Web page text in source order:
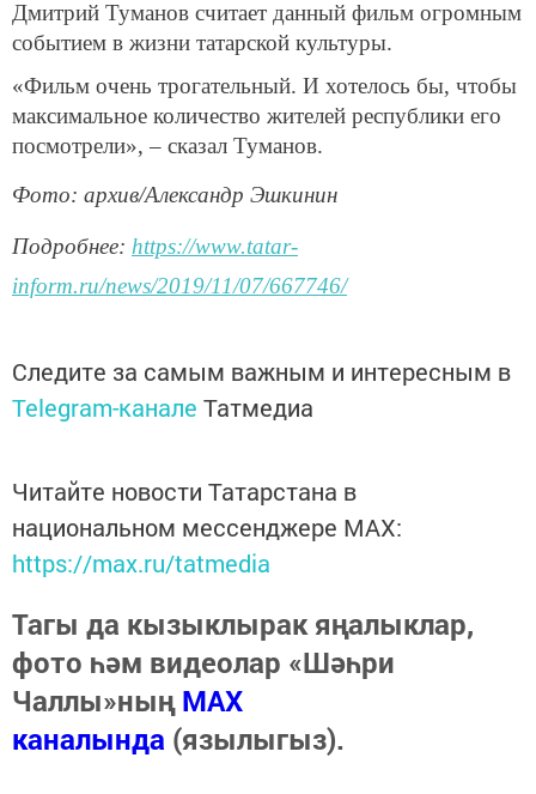
Дмитрий Туманов считает данный фильм огромным
событием в жизни татарской культуры.
«Фильм очень трогательный. И хотелось бы, чтобы
максимальное количество жителей республики его
посмотрели», – сказал Туманов.
Фото: архив/Александр Эшкинин
Подробнее: https://www.tatar-
inform.ru/news/2019/11/07/667746/
Следите за самым важным и интересным в
Telegram-канале Татмедиа
Читайте новости Татарстана в
национальном мессенджере MАХ:
https://max.ru/tatmedia
Тагы да кызыклырак яңалыклар,
фото һәм видеолар «Шәһри
Чаллы»ныңMAX
каналында (язылыгыз).